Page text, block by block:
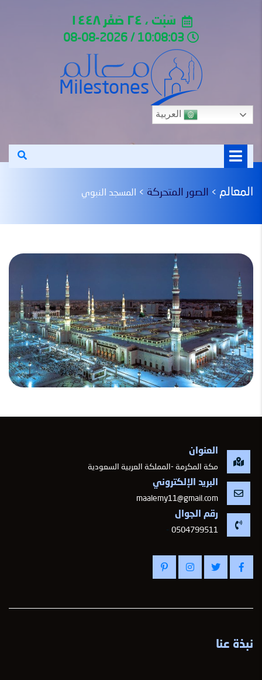
سَبْت ، ٢٤ صَفَر ١٤٤٨
العربية
المعالم > الصور المتحركة > المسجد النبوي
العنوان
مكة المكرمة -المملكة العربية السعودية
البريد الإلكتروني
maalemy11@gmail.com
رقم الجوال
0504799511
-
نبذة عنا